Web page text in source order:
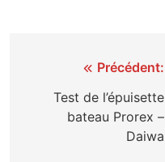
Navigation
l’article
Précédent:
Test de l’épuisette
bateau Prorex –
Daiwa